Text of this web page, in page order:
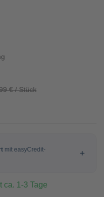
€ / Stück
ca. 1-3 Tage